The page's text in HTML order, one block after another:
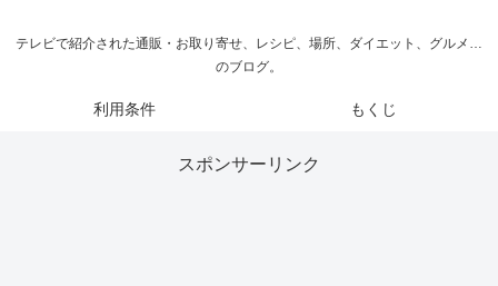
テレビで紹介された通販・お取り寄せ、レシピ、場所、ダイエット、グルメ…
のブログ。
利用条件 もくじ
スポンサーリンク